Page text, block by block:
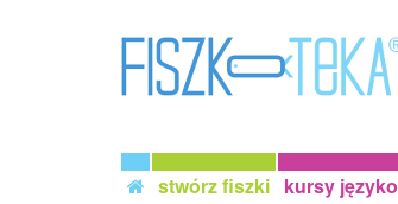
stwórz fiszki kursy